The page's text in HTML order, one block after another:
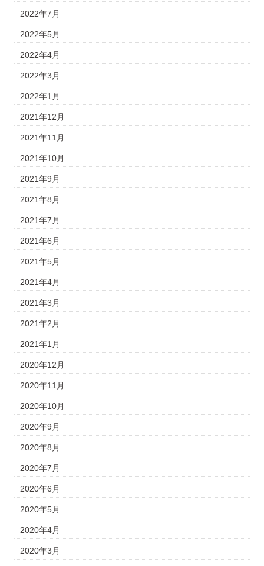
2022年7月
2022年5月
2022年4月
2022年3月
2022年1月
2021年12月
2021年11月
2021年10月
2021年9月
2021年8月
2021年7月
2021年6月
2021年5月
2021年4月
2021年3月
2021年2月
2021年1月
2020年12月
2020年11月
2020年10月
2020年9月
2020年8月
2020年7月
2020年6月
2020年5月
2020年4月
2020年3月